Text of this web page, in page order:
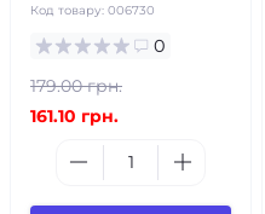
Код товару: 006730
0
179.00 грн.
161.10 грн.